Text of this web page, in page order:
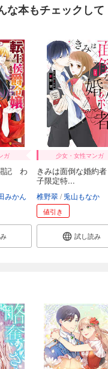
カート
試し読み
第26話
カート
試し読み
第27話
カート
第28話
カート
試し読み
な本もチェックして
ガ
記 わ
みかん
少女・女性マンガ
きみは面倒な婚約
子限定特...
椎野翠 兎山もなか
値引き
試し読み